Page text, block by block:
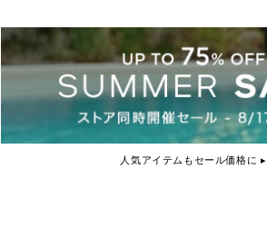
人気アイテムもセール価格に ▸